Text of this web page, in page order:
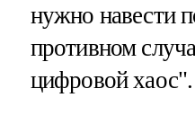
нужно навести
противном
цифровой хаос".